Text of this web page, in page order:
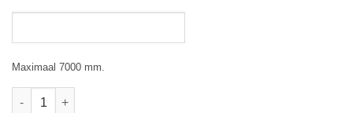
Maximaal 7000 mm.
Klemprofielset - Oplegrubber - 60.8 aantal